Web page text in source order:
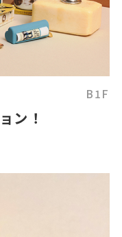
B1F
ン！